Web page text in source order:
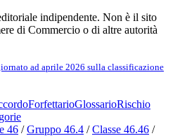
indipendente. Non è il sito
di Commercio o di altre autorità
ad aprile 2026 sulla classificazione
ForfettarioGlossarioRischio
46 / Gruppo 46.4 / Classe 46.46 /